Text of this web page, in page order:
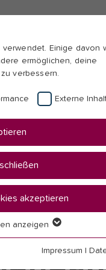
Skip to page footer
Einige davon
ermöglichen, deine
verbessern.
Externe
akzeptieren
Funktionen der
anzeigen
Impressum